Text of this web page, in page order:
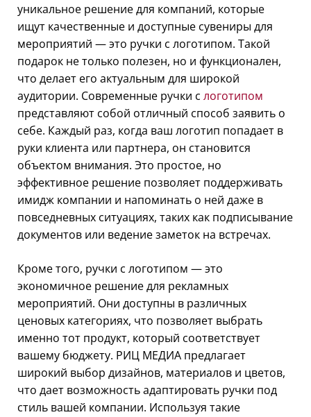
уникальное решение для компаний, которые
ищут качественные и доступные сувениры для
мероприятий — это ручки с логотипом. Такой
подарок не только полезен, но и функционален,
что делает его актуальным для широкой
аудитории. Современные ручки с логотипом
представляют собой отличный способ заявить о
себе. Каждый раз, когда ваш логотип попадает в
руки клиента или партнера, он становится
объектом внимания. Это простое, но
эффективное решение позволяет поддерживать
имидж компании и напоминать о ней даже в
повседневных ситуациях, таких как подписывание
документов или ведение заметок на встречах.
Кроме того, ручки с логотипом — это
экономичное решение для рекламных
мероприятий. Они доступны в различных
ценовых категориях, что позволяет выбрать
именно тот продукт, который соответствует
вашему бюджету. РИЦ МЕДИА предлагает
широкий выбор дизайнов, материалов и цветов,
что дает возможность адаптировать ручки под
стиль вашей компании. Используя такие